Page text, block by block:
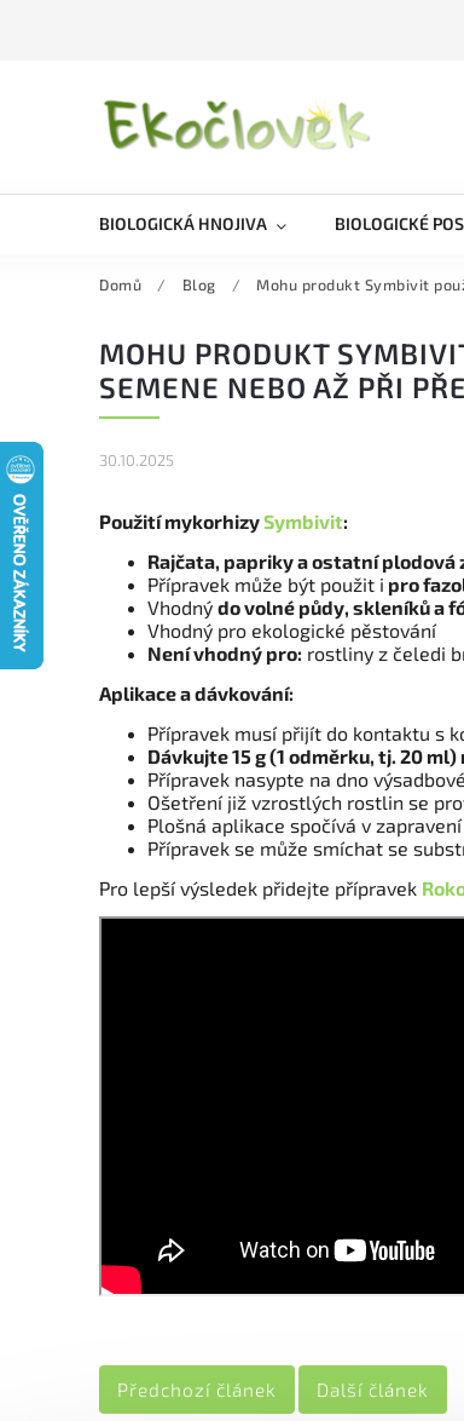
BIOLOGICKÁ HNOJIVA BIOLOGICKÉ
Domů / Blog / Mohu produkt Symbivit
MOHU PRODUKT
SEMENE NEBO AŽ PŘI
30.10.2025
Použití mykorhizySymbivit:
Rajčata, papriky a ostatní plodová
Přípravek může být použit i pro
Vhodný do volné půdy, skleníků a
Vhodný pro ekologické pěstování
Není vhodný pro: rostliny z čeledi
Aplikace a dávkování:
Přípravek musí přijít do kontaktu s
Dávkujte 15 g (1 odměrku, tj. 20
Přípravek nasypte na dno
Ošetření již vzrostlých rostlin se
Plošná aplikace spočívá v
Přípravek se může smíchat se
Pro lepší výsledek přidejte přípravek
Předchozí článek Další článek